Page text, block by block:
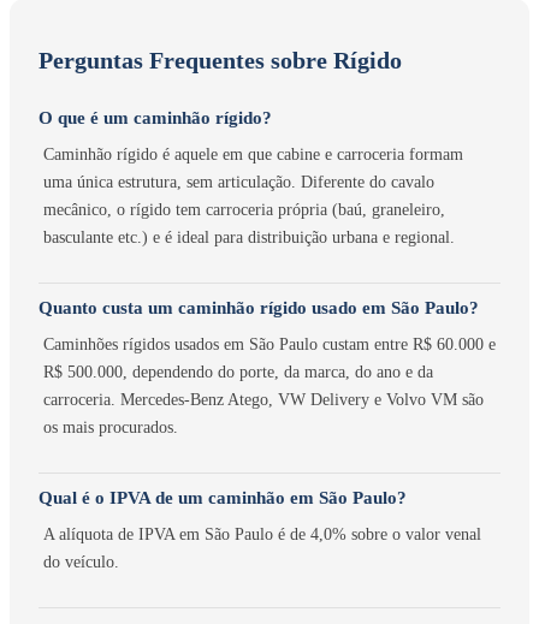
Perguntas Frequentes sobre Rígido
O que é um caminhão rígido?
Caminhão rígido é aquele em que cabine e carroceria formam
uma única estrutura, sem articulação. Diferente do cavalo
mecânico, o rígido tem carroceria própria (baú, graneleiro,
basculante etc.) e é ideal para distribuição urbana e regional.
Quanto custa um caminhão rígido usado em São Paulo?
Caminhões rígidos usados em São Paulo custam entre R$ 60.000 e
R$ 500.000, dependendo do porte, da marca, do ano e da
carroceria. Mercedes-Benz Atego, VW Delivery e Volvo VM são
os mais procurados.
Qual é o IPVA de um caminhão em São Paulo?
A alíquota de IPVA em São Paulo é de 4,0% sobre o valor venal
do veículo.